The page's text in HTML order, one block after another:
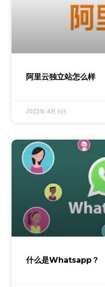
阿里云独立站怎么样
2022年 4月 6日
什么是Whatsapp？